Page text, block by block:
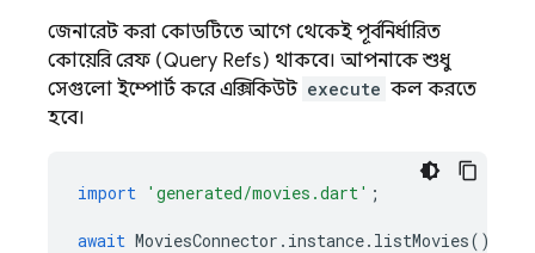
জেনারেট করা কোডটিতে আগে থেকেই পূর্বনির্ধারিত
কোয়েরি রেফ (Query Refs) থাকবে। আপনাকে শুধু
সেগুলো ইম্পোর্ট করে এক্সিকিউট execute কল করতে
হবে।
import 'generated/movies.dart' ;
await MoviesConnector . instance. listMovies().